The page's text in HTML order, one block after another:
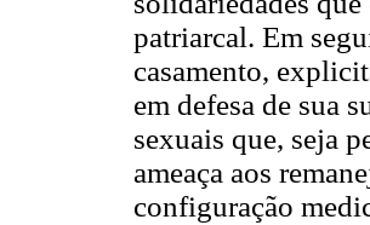
patriarcal. Em
casamento,
em defesa de sua
sexuais que, seja
ameaça aos
configuração